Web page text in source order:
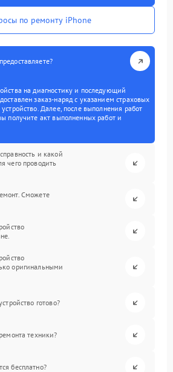
по ремонту iPhone
на диагностику и последующий
заказ-наряд с указанием страховых
Далее, после выполнения работ
получите акт выполненных работ и
и какой
чего проводить
Сможете
оригинальными
готово?
техники?
бесплатно?